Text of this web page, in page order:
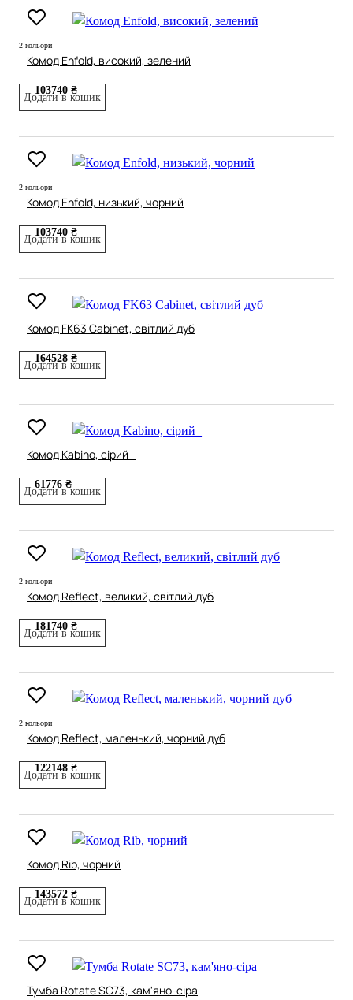
2 кольори
Комод Enfold, високий, зелений
103740 ₴
Додати в кошик
2 кольори
Комод Enfold, низький, чорний
103740 ₴
Додати в кошик
Комод FK63 Cabinet, світлий дуб
164528 ₴
Додати в кошик
Комод Kabino, сірий_
61776 ₴
Додати в кошик
2 кольори
Комод Reflect, великий, світлий дуб
181740 ₴
Додати в кошик
2 кольори
Комод Reflect, маленький, чорний дуб
122148 ₴
Додати в кошик
Комод Rib, чорний
143572 ₴
Додати в кошик
Тумба Rotate SC73, кам'яно-сіра